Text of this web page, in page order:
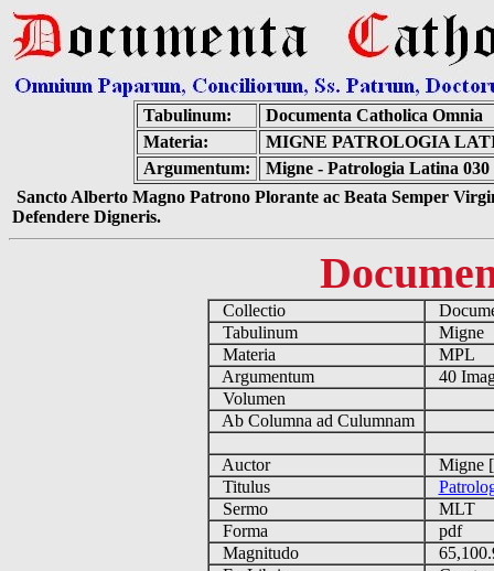
Tabulinum:
Documenta Catholica Omnia
Materia:
MIGNE PATROLOGIA
Argumentum:
Migne - Patrologia Latina
Sancto Alberto Magno Patrono Plorante ac Beata Semper
Defendere Digneris.
Collectio
Tabulinum
Migne
Materia
MPL
Argumentum
40
Volumen
Ab Columna ad Culumnam
Auctor
Migne
Titulus
Sermo
MLT
Forma
pdf
Magnitudo